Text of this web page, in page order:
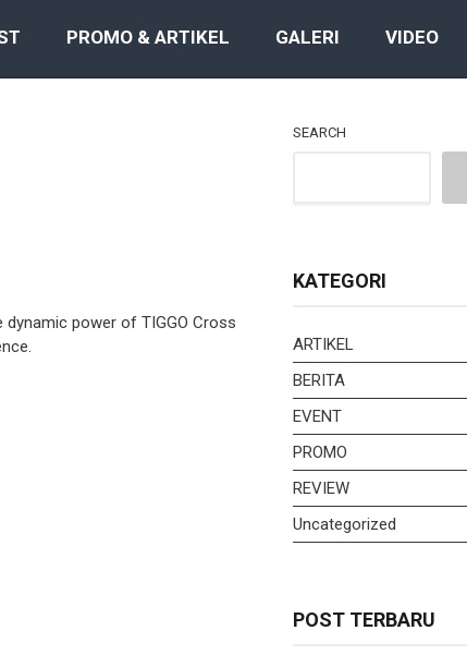
PROMO & ARTIKEL GALERI VIDEO
dynamic power of TIGGO Cross
SEARCH
KATEGORI
ARTIKEL
BERITA
EVENT
PROMO
REVIEW
Uncategorized
POST TERBARU